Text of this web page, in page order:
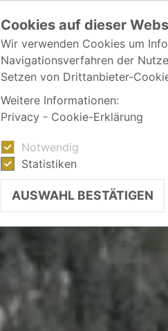
Cookies auf dieser
Wir verwenden Cookies um
Navigationsverfahren der
Setzen von Drittanbieter-
Weitere Informationen:
Privacy - Cookie-Erklärung
Notwendig
Statistiken
AUSWAHL BESTÄTIGEN